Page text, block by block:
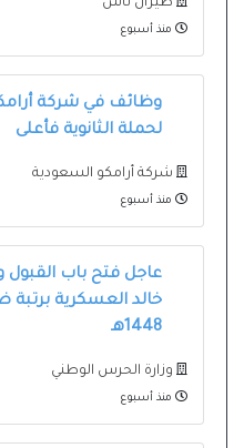
طيران ناس
منذ أسبوع
وظائف في شركة
لحملة الثانوية فأعلى
شركة أرامكو السعودية
منذ أسبوع
عاجل فتح باب القبول
1448هـ
وزارة الحرس الوطني
منذ أسبوع